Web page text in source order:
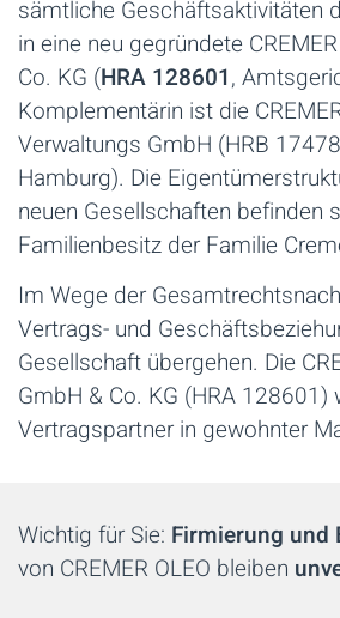
sämtliche Geschäftsaktivitäten
in eine neu gegründete
Co. KG (HRA 128601,
Komplementärin ist die
Verwaltungs GmbH (HRB
Hamburg). Die
neuen Gesellschaften befinden
Familienbesitz der Familie
Im Wege der
Vertrags- und
Gesellschaft übergehen. Die
GmbH & Co. KG (HRA 128601)
Vertragspartner in gewohnter
Wichtig für Sie: Firmierung und
von CREMER OLEO bleiben